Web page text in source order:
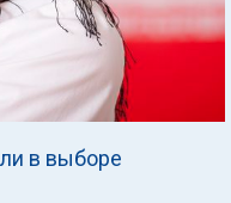
в выборе